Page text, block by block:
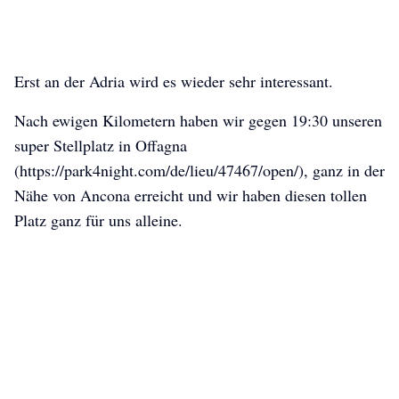
Erst an der Adria wird es wieder sehr interessant.
Nach ewigen Kilometern haben wir gegen 19:30 unseren
super Stellplatz in Offagna
(https://park4night.com/de/lieu/47467/open/), ganz in der
Nähe von Ancona erreicht und wir haben diesen tollen
Platz ganz für uns alleine.